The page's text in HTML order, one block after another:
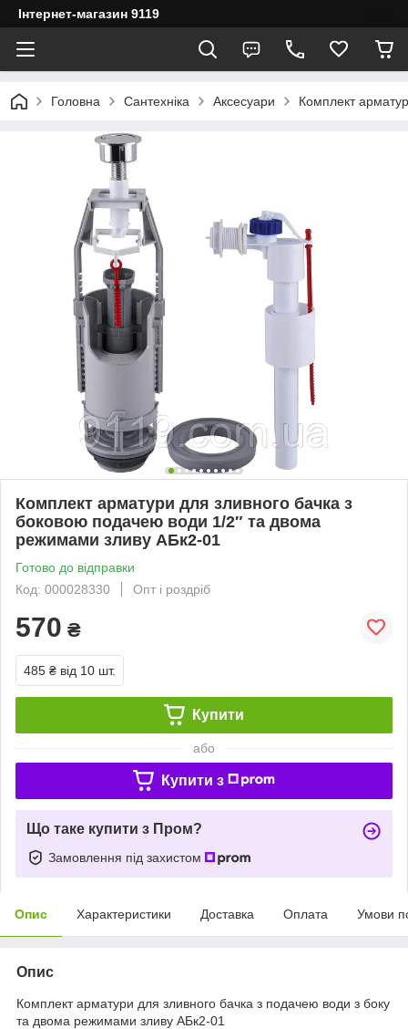
Інтернет-магазин 9119
Головна Сантехніка Аксесуари Комплект
Комплект арматури для зливного бачка з
боковою подачею води 1/2″ та двома
режимами зливу АБк2-01
Готово до відправки
Код: 000028330
Опт і роздріб
570 ₴
485 ₴ від 10 шт.
Купити
або
Купити з
Що таке купити з Пром?
Замовлення під захистом
Опис Характеристики Доставка Оплата Умови
Опис
Комплект арматури для зливного бачка з подачею води з боку
та двома режимами зливу АБк2-01